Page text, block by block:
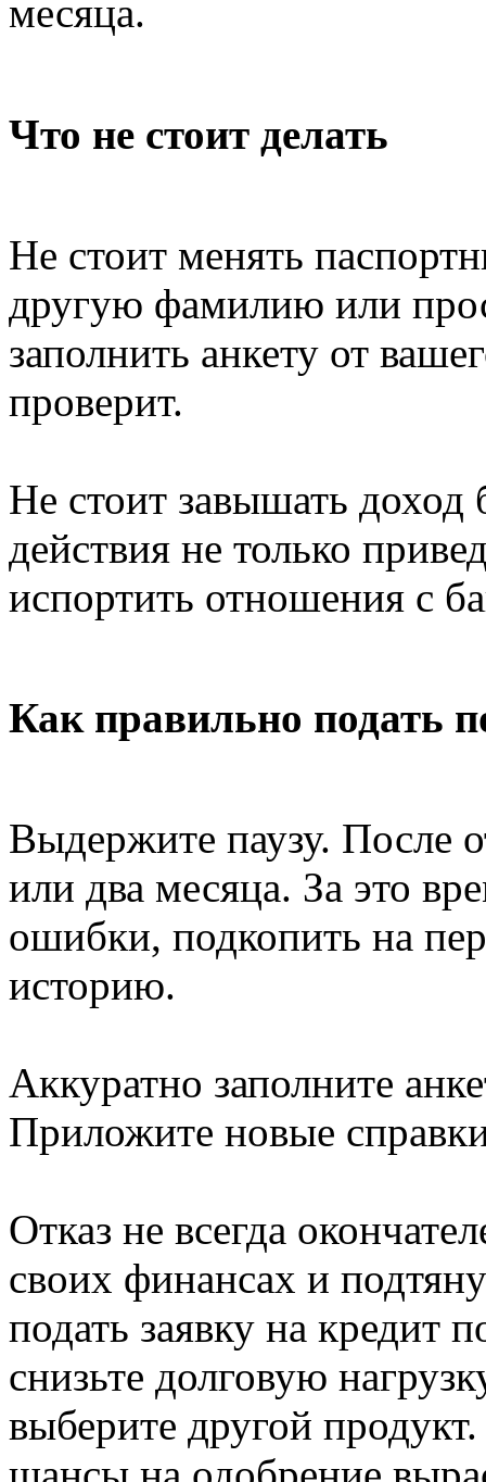
месяца.
Что не стоит делать
Не стоит менять
другую фамилию или
заполнить анкету от
проверит.
Не стоит завышать доход
действия не только
испортить отношения с
Как правильно подать
Выдержите паузу. После
или два месяца. За это
ошибки, подкопить на
историю.
Аккуратно заполните
Приложите новые
Отказ не всегда
своих финансах и
подать заявку на кредит
снизьте долговую
выберите другой